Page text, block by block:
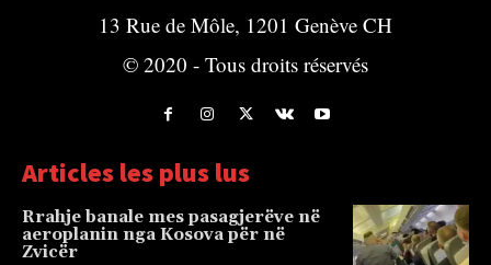
13 Rue de Môle, 1201 Genève CH
© 2020 - Tous droits réservés
Articles les plus lus
Rrahje banale mes pasagjerëve në
aeroplanin nga Kosova për në
Zvicër